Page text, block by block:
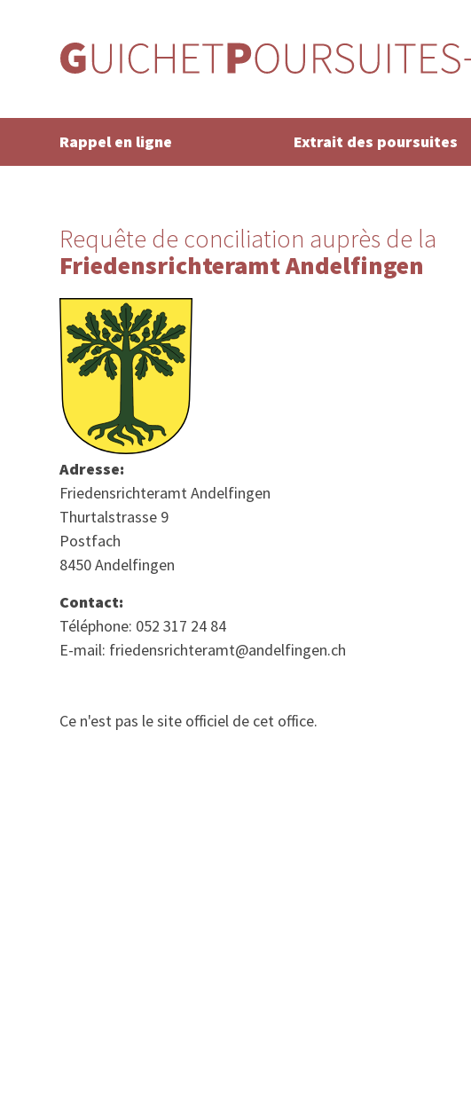
Rappel en ligne Extrait des poursuites
Requête de conciliation auprès de la
Friedensrichteramt Andelfingen
Adresse:
Friedensrichteramt Andelfingen
Thurtalstrasse 9
Postfach
8450 Andelfingen
Contact:
Téléphone: 052 317 24 84
E-mail: friedensrichteramt@andelfingen.ch
Ce n'est pas le site officiel de cet office.